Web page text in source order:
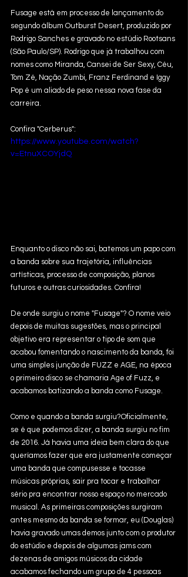
Fusage está em processo de lançamento do
segundo álbum Outburst Desert, produzido por
Rodrigo Sanches e gravado no estúdio Rootsans
(São Paulo/SP). Rodrigo que já trabalhou com
nomes como Miranda, Cansei de Ser Sexy, Céu,
Tom Zé, Nação Zumbi, Franz Ferdinand e Iggy
Pop é um aliado de peso nessa nova fase da
carreira.
Confira "Cerberus":
https://www.youtube.com/watch?
v=EtnuXCOYjdQ
Enquanto o disco não sai, batemos um papo com
a banda sobre sua trajetória, influências
artísticas, processo de composição, planos
futuros e outras curiosidades. Confira!
De onde surgiu o nome "Fusage"? O nome veio
depois de muitas sugestões, mas o principal
objetivo era representar o tipo de som que
acabou fomentando o nascimento da banda, foi
uma simples junção de FUZZ e AGE, na época
o primeiro disco se chamaria Age of Fuzz, e
acabamos batizando a banda como Fusage.
Como e quando a banda surgiu?Oficialmente,
se é que podemos dizer, a banda surgiu no fim
de 2016. Já havia uma ideia bem clara do que
queríamos fazer que era justamente começar
uma banda que compusesse e tocasse
músicas próprias, sair pra tocar e trabalhar
sério pra encontrar nosso espaço no mercado
musical. As primeiras composições surgiram
antes mesmo da banda se formar, eu (Douglas)
havia gravado umas demos junto com o produtor
do estúdio e depois de algumas jams com
dezenas de amigos músicos da cidade
acabamos fechando um grupo de 4 pessoas